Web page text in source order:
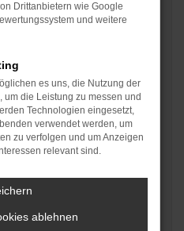
Drittanbietern wie Google
und weitere
es uns, die Nutzung der
die Leistung zu messen und
Technologien eingesetzt,
verwendet werden, um
zu verfolgen und um Anzeigen
relevant sind.
ablehnen